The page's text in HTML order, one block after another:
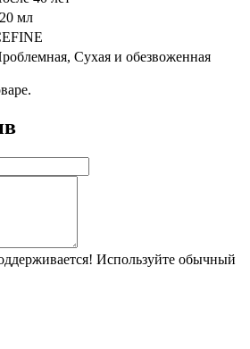
мл
Сухая и обезвоженная
Используйте обычный